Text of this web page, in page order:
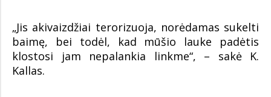
„Jis akivaizdžiai terorizuoja, norėdamas sukelti
baimę, bei todėl, kad mūšio lauke padėtis
klostosi jam nepalankia linkme“, – sakė K.
Kallas.